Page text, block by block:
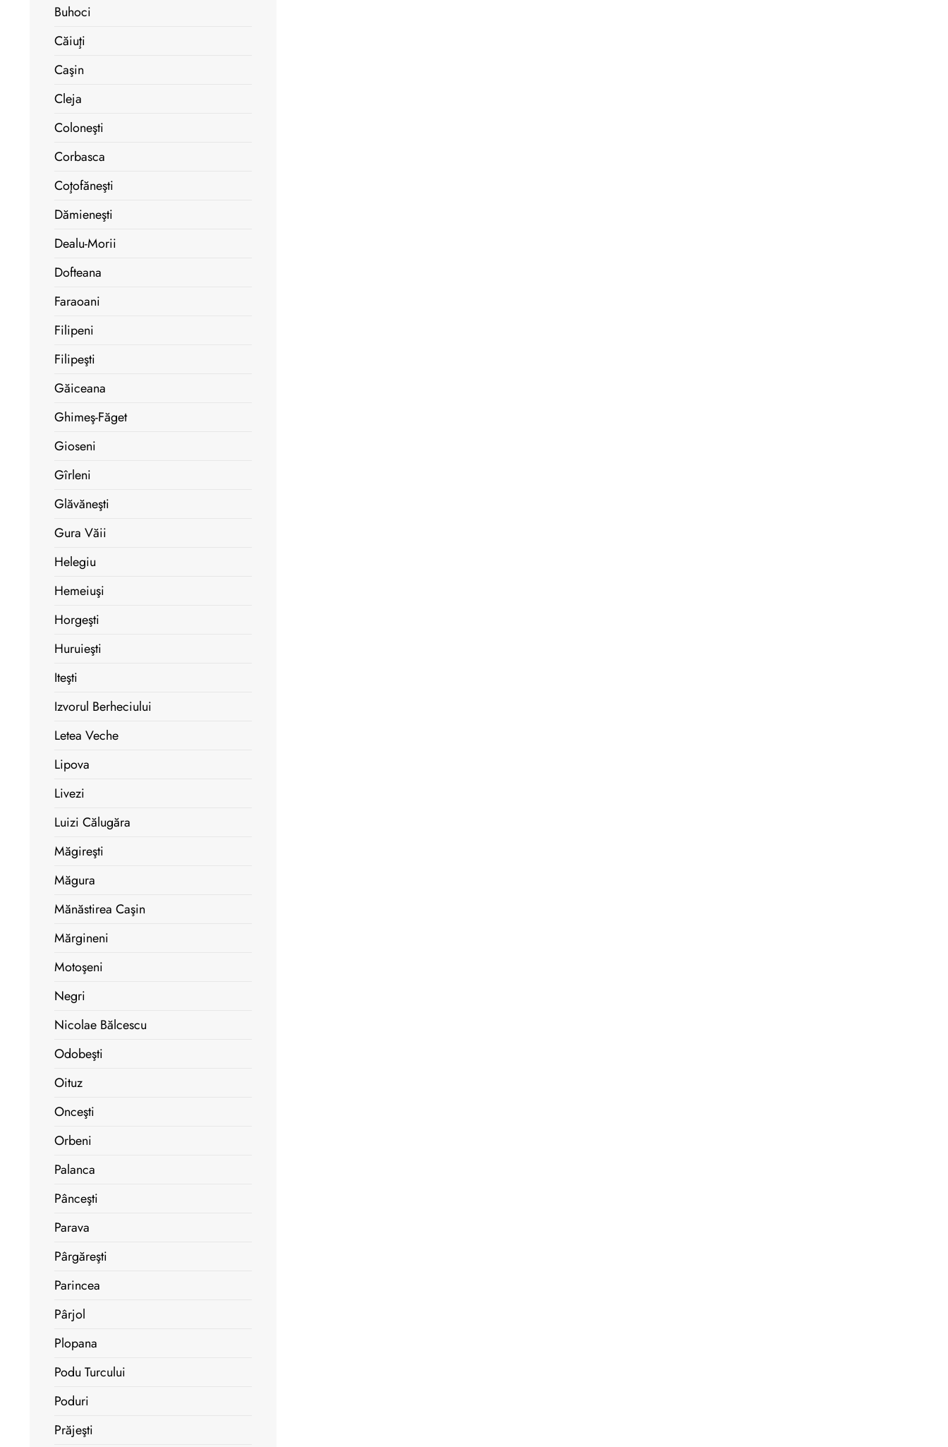
Buhoci
Căiuţi
Caşin
Cleja
Coloneşti
Corbasca
Coţofăneşti
Dămieneşti
Dealu-Morii
Dofteana
Faraoani
Filipeni
Filipeşti
Găiceana
Ghimeş-Făget
Gioseni
Gîrleni
Glăvăneşti
Gura Văii
Helegiu
Hemeiuşi
Horgeşti
Huruieşti
Iteşti
Izvorul Berheciului
Letea Veche
Lipova
Livezi
Luizi Călugăra
Măgireşti
Măgura
Mănăstirea Caşin
Mărgineni
Motoşeni
Negri
Nicolae Bălcescu
Odobeşti
Oituz
Onceşti
Orbeni
Palanca
Pânceşti
Parava
Pârgăreşti
Parincea
Pârjol
Plopana
Podu Turcului
Poduri
Prăjeşti